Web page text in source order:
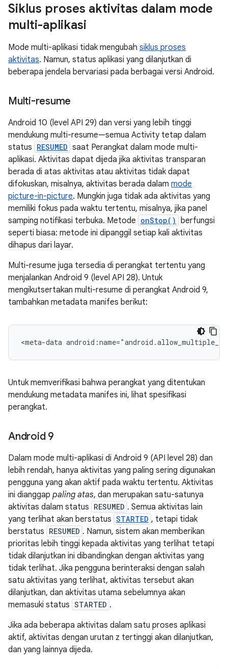
Siklus proses aktivitas dalam mode
multi-aplikasi
Mode multi-aplikasi tidak mengubah siklus proses
aktivitas. Namun, status aplikasi yang dilanjutkan di
beberapa jendela bervariasi pada berbagai versi Android.
Multi-resume
Android 10 (level API 29) dan versi yang lebih tinggi
mendukung multi-resume—semua Activity tetap dalam
status RESUMED saat Perangkat dalam mode multi-
aplikasi. Aktivitas dapat dijeda jika aktivitas transparan
berada di atas aktivitas atau aktivitas tidak dapat
difokuskan, misalnya, aktivitas berada dalam mode
picture-in-picture. Mungkin juga tidak ada aktivitas yang
memiliki fokus pada waktu tertentu, misalnya, jika panel
samping notifikasi terbuka. Metode onStop()
berfungsi
seperti biasa: metode ini dipanggil setiap kali aktivitas
dihapus dari layar.
Multi-resume juga tersedia di perangkat tertentu yang
menjalankan Android 9 (level API 28). Untuk
mengikutsertakan multi-resume di perangkat Android 9,
tambahkan metadata manifes berikut:
<meta-data
Untuk memverifikasi bahwa perangkat yang ditentukan
mendukung metadata manifes ini, lihat spesifikasi
perangkat.
Android 9
Dalam mode multi-aplikasi di Android 9 (API level 28) dan
lebih rendah, hanya aktivitas yang paling sering digunakan
pengguna yang akan aktif pada waktu tertentu. Aktivitas
ini dianggap paling atas, dan merupakan satu-satunya
aktivitas dalam status RESUMED . Semua aktivitas lain
yang terlihat akan berstatus STARTED , tetapi tidak
berstatus RESUMED . Namun, sistem akan memberikan
prioritas lebih tinggi kepada aktivitas yang terlihat tetapi
tidak dilanjutkan ini dibandingkan dengan aktivitas yang
tidak terlihat. Jika pengguna berinteraksi dengan salah
satu aktivitas yang terlihat, aktivitas tersebut akan
dilanjutkan, dan aktivitas utama sebelumnya akan
memasuki status STARTED .
Jika ada beberapa aktivitas dalam satu proses aplikasi
aktif, aktivitas dengan urutan z tertinggi akan dilanjutkan,
dan yang lainnya dijeda.